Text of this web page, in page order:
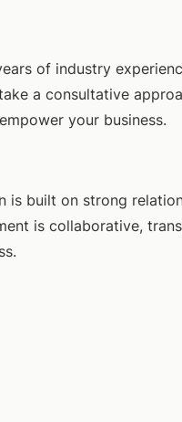
of industry
a consultative
your business.
is built on strong
is collaborative,